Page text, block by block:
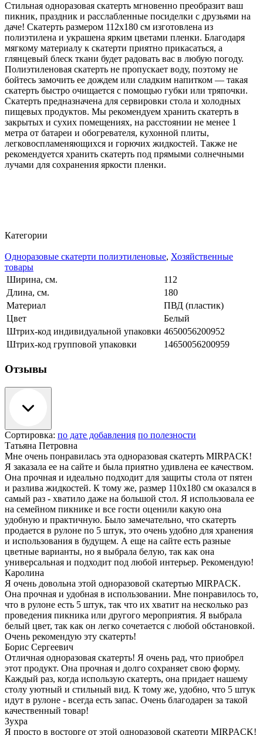
Стильная одноразовая скатерть мгновенно преобразит ваш
пикник, праздник и расслабленные посиделки с друзьями на
даче! Скатерть размером 112х180 см изготовлена из
полиэтилена и украшена ярким цветами пленки. Благодаря
мягкому материалу к скатерти приятно прикасаться, а
глянцевый блеск ткани будет радовать вас в любую погоду.
Полиэтиленовая скатерть не пропускает воду, поэтому не
бойтесь замочить ее дождем или сладким напитком — такая
скатерть быстро очищается с помощью губки или тряпочки.
Скатерть предназначена для сервировки стола и холодных
пищевых продуктов. Мы рекомендуем хранить скатерть в
закрытых и сухих помещениях, на расстоянии не менее 1
метра от батареи и обогревателя, кухонной плиты,
легковоспламеняющихся и горючих жидкостей. Также не
рекомендуется хранить скатерть под прямыми солнечными
лучами для сохранения яркости пленки.
Категории
Одноразовые скатерти полиэтиленовые, Хозяйственные
товары
Ширина, см.
112
Длина, см.
180
Материал
ПВД (пластик)
Цвет
Белый
Штрих-код индивидуальной упаковки 4650056200952
Штрих-код групповой упаковки
14650056200959
Отзывы
Сортировка: по дате добавления по полезности
Татьяна Петровна
Мне очень понравилась эта одноразовая скатерть MIRPACK!
Я заказала ее на сайте и была приятно удивлена ее качеством.
Она прочная и идеально подходит для защиты стола от пятен
и разлива жидкостей. К тому же, размер 110х180 см оказался в
самый раз - хватило даже на большой стол. Я использовала ее
на семейном пикнике и все гости оценили какую она
удобную и практичную. Было замечательно, что скатерть
продается в рулоне по 5 штук, это очень удобно для хранения
и использования в будущем. А еще на сайте есть разные
цветные варианты, но я выбрала белую, так как она
универсальная и подходит под любой интерьер. Рекомендую!
Каролина
Я очень довольна этой одноразовой скатертью MIRPACK.
Она прочная и удобная в использовании. Мне понравилось то,
что в рулоне есть 5 штук, так что их хватит на несколько раз
проведения пикника или другого мероприятия. Я выбрала
белый цвет, так как он легко сочетается с любой обстановкой.
Очень рекомендую эту скатерть!
Борис Сергеевич
Отличная одноразовая скатерть! Я очень рад, что приобрел
этот продукт. Она прочная и долго сохраняет свою форму.
Каждый раз, когда использую скатерть, она придает нашему
столу уютный и стильный вид. К тому же, удобно, что 5 штук
идут в рулоне - всегда есть запас. Очень благодарен за такой
качественный товар!
Зухра
Я просто в восторге от этой одноразовой скатерти MIRPACK!